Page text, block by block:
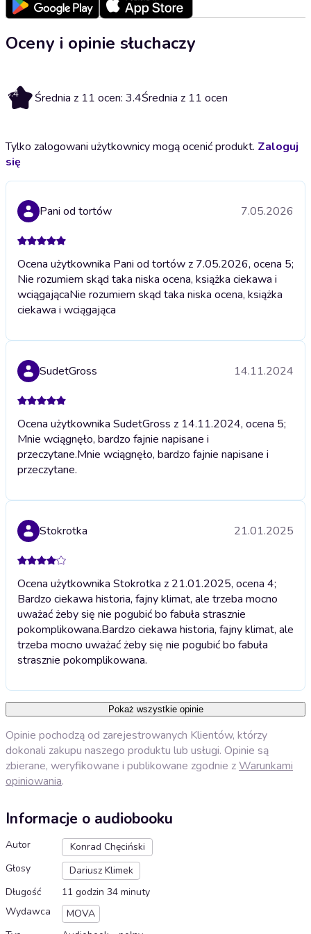
Oceny i opinie słuchaczy
3.4 Średnia z 11 ocen: 3.4Średnia z 11 ocen
Tylko zalogowani użytkownicy mogą ocenić produkt. Zaloguj
się
Pani od tortów 7.05.2026
Ocena użytkownika Pani od tortów z 7.05.2026, ocena 5;
Nie rozumiem skąd taka niska ocena, książka ciekawa i
wciągającaNie rozumiem skąd taka niska ocena, książka
ciekawa i wciągająca
SudetGross 14.11.2024
Ocena użytkownika SudetGross z 14.11.2024, ocena 5;
Mnie wciągnęło, bardzo fajnie napisane i
przeczytane.Mnie wciągnęło, bardzo fajnie napisane i
przeczytane.
Stokrotka 21.01.2025
Ocena użytkownika Stokrotka z 21.01.2025, ocena 4;
Bardzo ciekawa historia, fajny klimat, ale trzeba mocno
uważać żeby się nie pogubić bo fabuła strasznie
pokomplikowana.Bardzo ciekawa historia, fajny klimat, ale
trzeba mocno uważać żeby się nie pogubić bo fabuła
strasznie pokomplikowana.
Pokaż wszystkie opinie
Opinie pochodzą od zarejestrowanych Klientów, którzy
dokonali zakupu naszego produktu lub usługi. Opinie są
zbierane, weryfikowane i publikowane zgodnie zWarunkami
opiniowania.
Informacje o audiobooku
Autor
Konrad Chęciński
Głosy
Dariusz Klimek
Długość
11 godzin 34 minuty
Wydawca
MOVA